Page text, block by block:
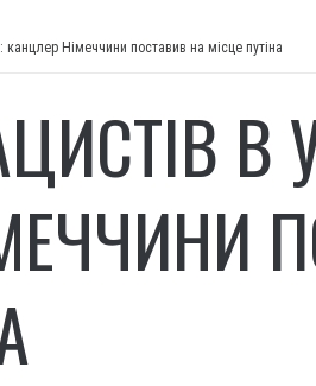
канцлер Німеччини поставив на місце путіна
В